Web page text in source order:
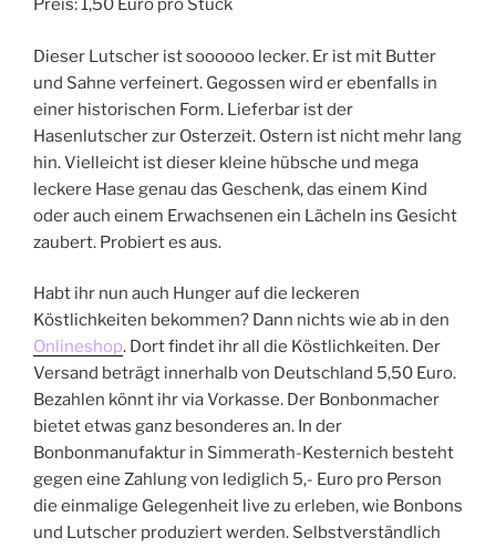
Preis: 1,50 Euro pro Stück
Dieser Lutscher ist soooooo lecker. Er ist mit Butter
und Sahne verfeinert. Gegossen wird er ebenfalls in
einer historischen Form. Lieferbar ist der
Hasenlutscher zur Osterzeit. Ostern ist nicht mehr lang
hin. Vielleicht ist dieser kleine hübsche und mega
leckere Hase genau das Geschenk, das einem Kind
oder auch einem Erwachsenen ein Lächeln ins Gesicht
zaubert. Probiert es aus.
Habt ihr nun auch Hunger auf die leckeren
Köstlichkeiten bekommen? Dann nichts wie ab in den
Onlineshop. Dort findet ihr all die Köstlichkeiten. Der
Versand beträgt innerhalb von Deutschland 5,50 Euro.
Bezahlen könnt ihr via Vorkasse. Der Bonbonmacher
bietet etwas ganz besonderes an. In der
Bonbonmanufaktur in Simmerath-Kesternich besteht
gegen eine Zahlung von lediglich 5,- Euro pro Person
die einmalige Gelegenheit live zu erleben, wie Bonbons
und Lutscher produziert werden. Selbstverständlich